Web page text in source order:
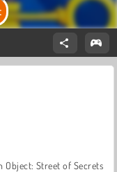
Object: Street of Secrets